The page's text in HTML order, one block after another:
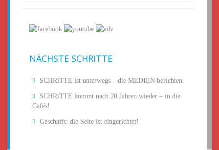
NÄCHSTE SCHRITTE
SCHRiTTE ist unterwegs – die MEDIEN berichten
SCHRiTTE kommt nach 20 Jahren wieder – in die
Cafés!
Geschafft: die Seite ist eingerichtet!